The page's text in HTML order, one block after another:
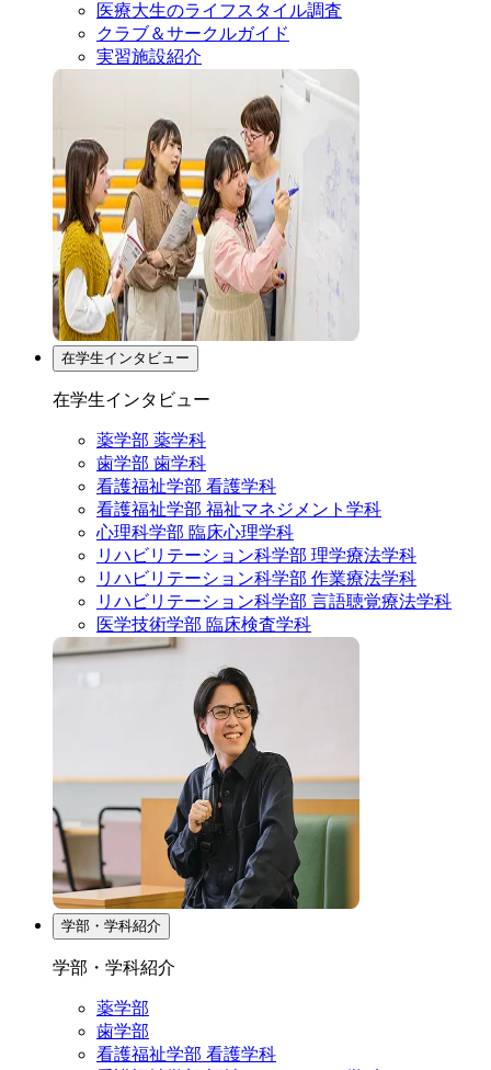
医療大生のライフスタイル調査
クラブ＆サークルガイド
実習施設紹介
在学生インタビュー
在学生インタビュー
薬学部 薬学科
歯学部 歯学科
看護福祉学部 看護学科
看護福祉学部 福祉マネジメント学科
心理科学部 臨床心理学科
リハビリテーション科学部 理学療法学科
リハビリテーション科学部 作業療法学科
リハビリテーション科学部 言語聴覚療法学科
医学技術学部 臨床検査学科
学部・学科紹介
学部・学科紹介
薬学部
歯学部
看護福祉学部 看護学科